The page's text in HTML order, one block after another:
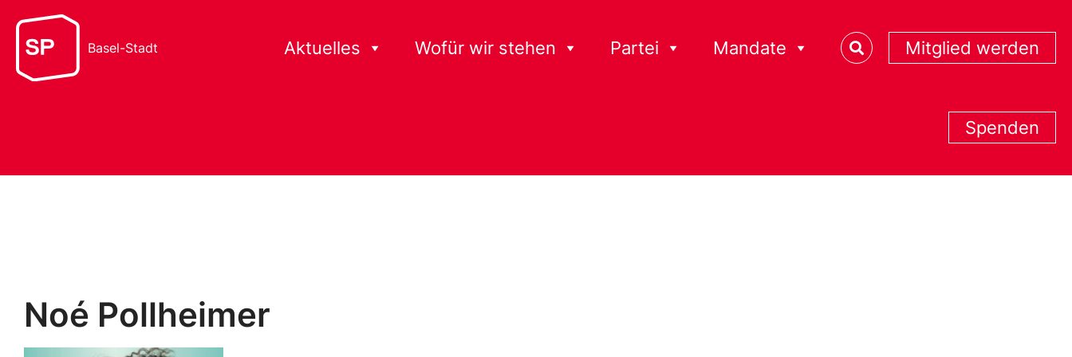
Basel-Stadt Aktuelles Wofür wir stehen Partei Mandate Mitglied werden
Spenden
Noé Pollheimer